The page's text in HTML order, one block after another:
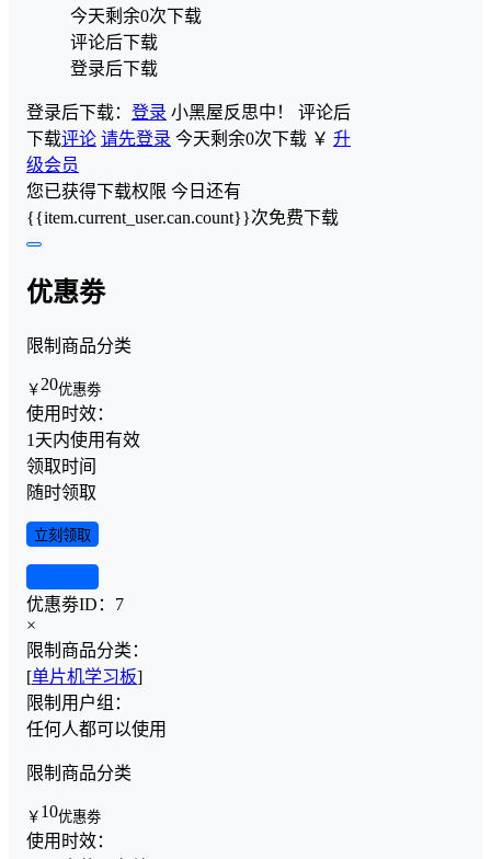
今天剩余0次下载
评论后下载
登录后下载
登录后下载： 登录 小黑屋反思中！ 评论后
下载评论 请先登录 今天剩余0次下载 ￥ 升
级会员
您已获得下载权限 今日还有
{{item.current_user.can.count}}次免费下载
优惠劵
限制商品分类
￥ 20优惠劵
使用时效：
1天内使用有效
领取时间
随时领取
立刻领取
优惠劵ID： 7
×
限制商品分类：
[单片机学习板]
限制用户组：
任何人都可以使用
限制商品分类
￥ 10优惠劵
使用时效：